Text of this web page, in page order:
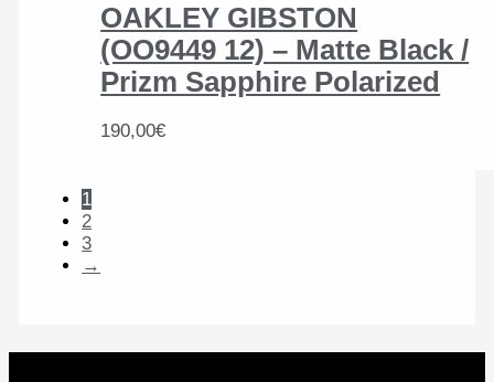
OAKLEY GIBSTON
(OO9449 12) – Matte Black /
Prizm Sapphire Polarized
190,00€
1
2
3
→